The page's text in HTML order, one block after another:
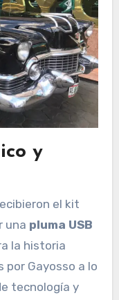
y
el kit
una pluma USB
la historia
por Gayosso a lo
tecnología y